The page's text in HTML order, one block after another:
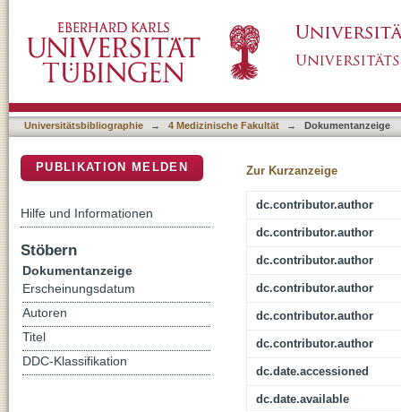
the classical Couinaud classification
Universitätsbibliographie → 4 Medizinische Fakultät → Dokumentanzeige
Zur Kurzanzeige
dc.contributor.author
dc.contributor.author
dc.contributor.author
dc.contributor.author
dc.contributor.author
dc.contributor.author
dc.date.accessioned
dc.date.available
PUBLIKATION MELDEN
Hilfe und Informationen
Stöbern
Dokumentanzeige
Erscheinungsdatum
Autoren
Titel
DDC-Klassifikation